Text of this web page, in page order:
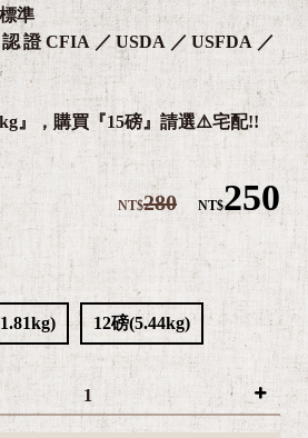
準
證CFIA／USDA／USFDA／
』，購買『15磅』請選⚠️宅配!!
NT$280 NT$250
12磅(5.44kg)